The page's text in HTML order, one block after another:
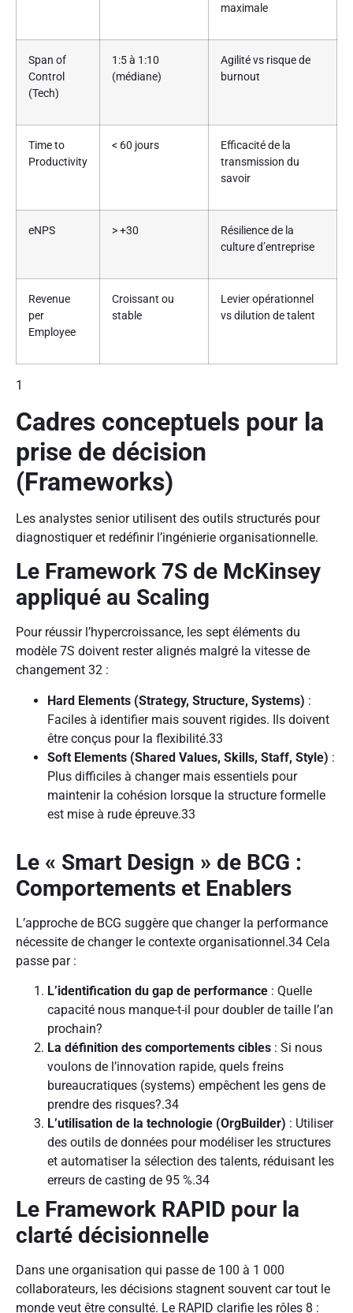
maximale
Span of
Control
(Tech)
1:5 à 1:10
(médiane)
Agilité vs risque de
burnout
Time to
Productivity
< 60 jours
Efficacité de la
transmission du
savoir
eNPS > +30
Résilience de la
culture d’entreprise
Revenue
per
Employee
Croissant ou
stable
Levier opérationnel
vs dilution de talent
1
Cadres conceptuels pour la
prise de décision
(Frameworks)
Les analystes senior utilisent des outils structurés pour
diagnostiquer et redéfinir l’ingénierie organisationnelle.
Le Framework 7S de McKinsey
appliqué au Scaling
Pour réussir l’hypercroissance, les sept éléments du
modèle 7S doivent rester alignés malgré la vitesse de
changement 32 :
Hard Elements (Strategy, Structure, Systems) :
Faciles à identifier mais souvent rigides. Ils doivent
être conçus pour la flexibilité.33
Soft Elements (Shared Values, Skills, Staff, Style) :
Plus difficiles à changer mais essentiels pour
maintenir la cohésion lorsque la structure formelle
est mise à rude épreuve.33
Le « Smart Design » de BCG :
Comportements et Enablers
L’approche de BCG suggère que changer la performance
nécessite de changer le contexte organisationnel.34 Cela
passe par :
L’identification du gap de performance : Quelle
capacité nous manque-t-il pour doubler de taille l’an
prochain?
La définition des comportements cibles : Si nous
voulons de l’innovation rapide, quels freins
bureaucratiques (systems) empêchent les gens de
prendre des risques?.34
L’utilisation de la technologie (OrgBuilder) : Utiliser
des outils de données pour modéliser les structures
et automatiser la sélection des talents, réduisant les
erreurs de casting de 95 %.34
Le Framework RAPID pour la
clarté décisionnelle
Dans une organisation qui passe de 100 à 1 000
collaborateurs, les décisions stagnent souvent car tout le
monde veut être consulté. Le RAPID clarifie les rôles 8 :